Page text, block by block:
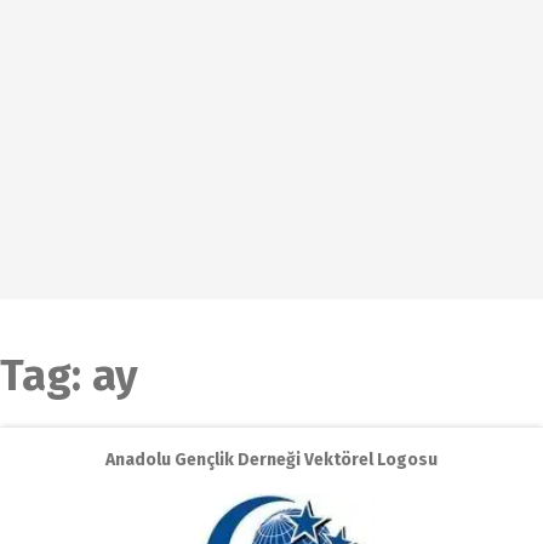
Tag: ay
Anadolu Gençlik Derneği Vektörel Logosu